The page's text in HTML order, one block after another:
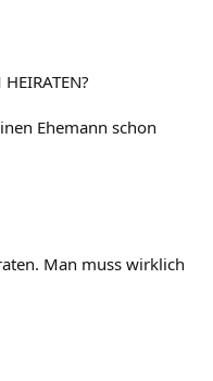
Ehemann schon
Man muss wirklich